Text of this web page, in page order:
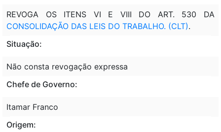
REVOGA OS ITENS VI E VIII DO ART. 530 DA
CONSOLIDAÇÃO DAS LEIS DO TRABALHO. (CLT).
Situação:
Não consta revogação expressa
Chefe de Governo:
Itamar Franco
Origem: